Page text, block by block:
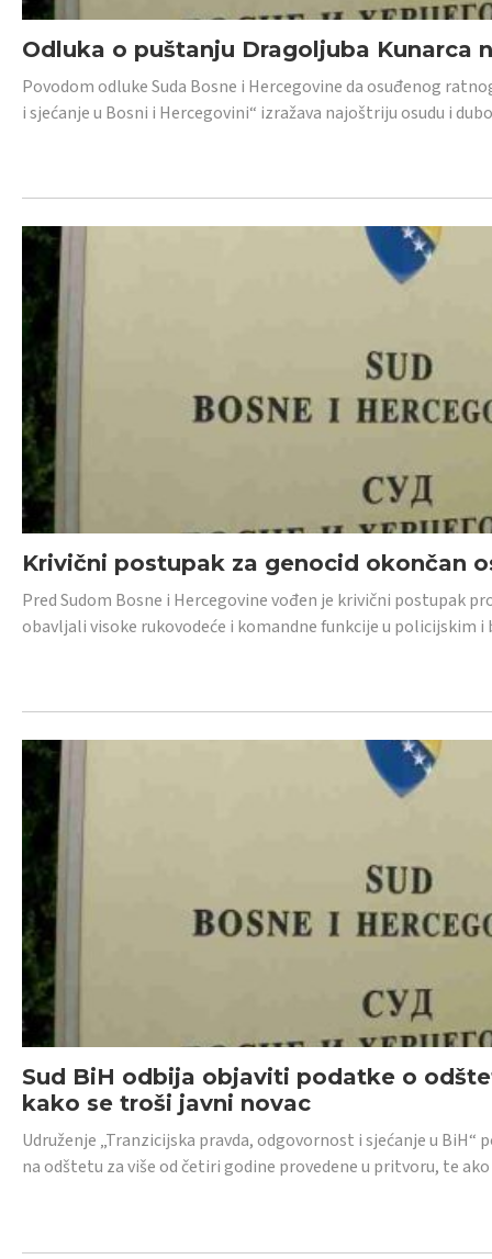
Odluka o puštanju Dragoljuba Kunarca
Povodom odluke Suda Bosne i Hercegovine da osuđenog
i sjećanje u Bosni i Hercegovini“ izražava najoštriju osudu i
Krivični postupak za genocid okončan
Pred Sudom Bosne i Hercegovine vođen je krivični postupak
obavljali visoke rukovodeće i komandne funkcije u policijskim
Sud BiH odbija objaviti podatke o
kako se troši javni novac
Udruženje „Tranzicijska pravda, odgovornost i sjećanje u
na odštetu za više od četiri godine provedene u pritvoru, te